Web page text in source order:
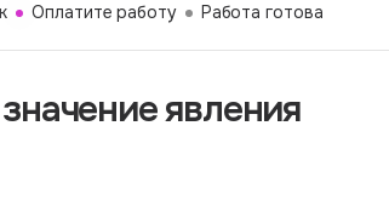
Оплатите работу Работа готова
явления